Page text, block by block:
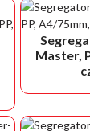
Master,